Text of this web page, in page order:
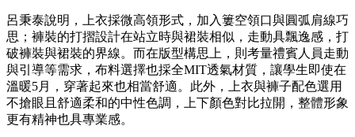
呂秉泰說明，上衣採微高領形式，加入簍空領口與圓弧肩線巧
思；褲裝的打摺設計在站立時與裙裝相似，走動具飄逸感，打
破褲裝與裙裝的界線。而在版型構思上，則考量禮賓人員走動
與引導等需求，布料選擇也採全MIT透氣材質，讓學生即使在
溫暖5月，穿著起來也相當舒適。此外，上衣與褲子配色選用
不搶眼且舒適柔和的中性色調，上下顏色對比拉開，整體形象
更有精神也具專業感。